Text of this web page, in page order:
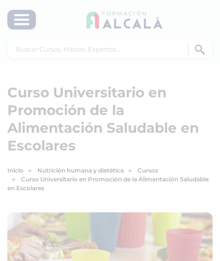
Curso Universitario en
Promoción de la
Alimentación Saludable en
Escolares
Inicio Nutrición humana y dietética
Cursos
Curso Universitario en Promoción de la Alimentación Saludable
en Escolares